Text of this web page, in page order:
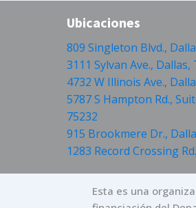
Ubicaciones
809 Singleton Blvd.,
3111 Sylvan Ave., Dallas,
4732 W Illinois Ave.,
5787 S Hampton Rd.,
75232
915 Brookmere Dr.,
1283 Record Crossing
Esta es una